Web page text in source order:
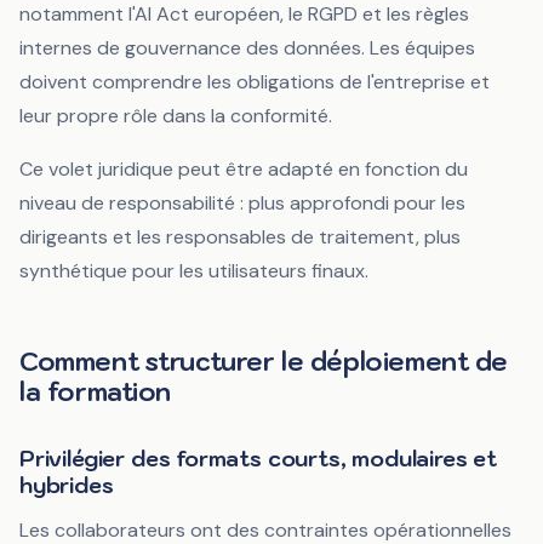
notamment l'AI Act européen, le RGPD et les règles
internes de gouvernance des données. Les équipes
doivent comprendre les obligations de l'entreprise et
leur propre rôle dans la conformité.
Ce volet juridique peut être adapté en fonction du
niveau de responsabilité : plus approfondi pour les
dirigeants et les responsables de traitement, plus
synthétique pour les utilisateurs finaux.
Comment structurer le déploiement de
la formation
Privilégier des formats courts, modulaires et
hybrides
Les collaborateurs ont des contraintes opérationnelles